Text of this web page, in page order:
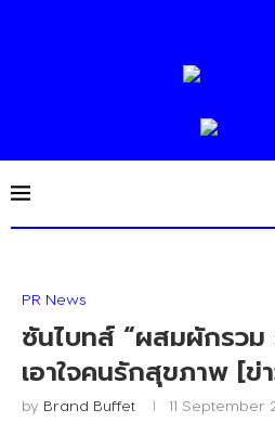
PR News
ซันไบทส์ “ผสมผักรว
เอาใจคนรักสุขภาพ [ข่
by Brand Buffet 11 September